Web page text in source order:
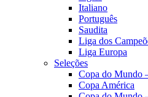
Italiano
Português
Saudita
Liga dos
Liga Europa
Seleções
Copa do Mundo
Copa América